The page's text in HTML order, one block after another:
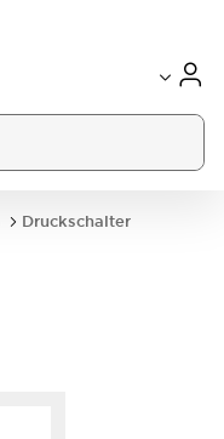
France
USA
Druckschalter